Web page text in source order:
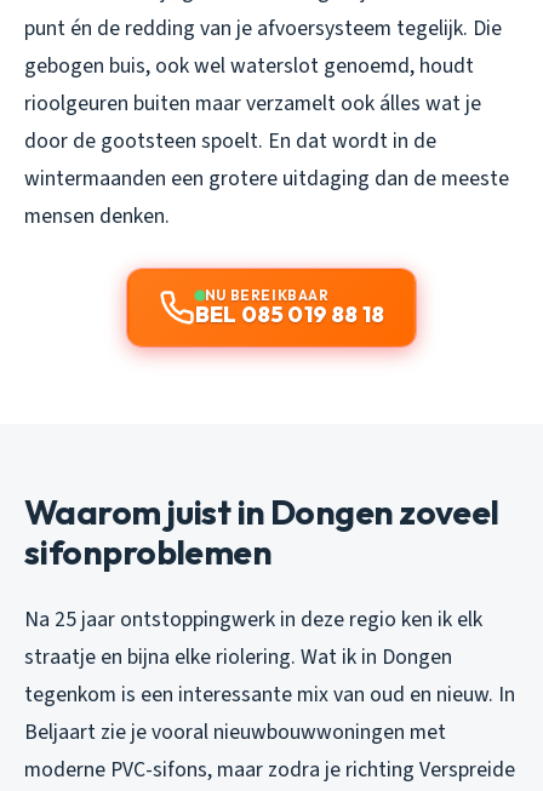
punt én de redding van je afvoersysteem tegelijk. Die
gebogen buis, ook wel waterslot genoemd, houdt
rioolgeuren buiten maar verzamelt ook álles wat je
door de gootsteen spoelt. En dat wordt in de
wintermaanden een grotere uitdaging dan de meeste
mensen denken.
NU BEREIKBAAR
BEL 085 019 88 18
Waarom juist in Dongen zoveel
sifonproblemen
Na 25 jaar ontstoppingwerk in deze regio ken ik elk
straatje en bijna elke riolering. Wat ik in Dongen
tegenkom is een interessante mix van oud en nieuw. In
Beljaart zie je vooral nieuwbouwwoningen met
moderne PVC-sifons, maar zodra je richting Verspreide